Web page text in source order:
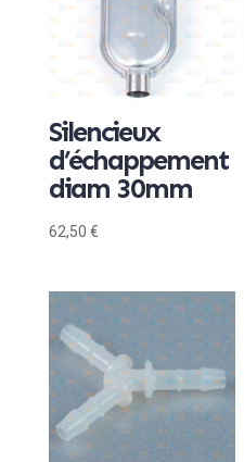
Silencieux
d’échappement
diam 30mm
62,50 €